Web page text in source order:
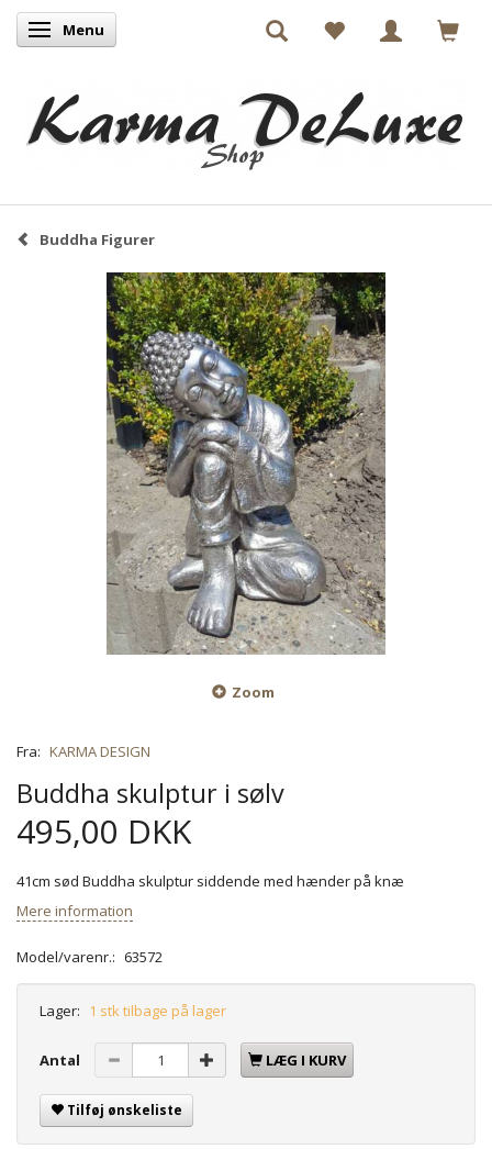
Skifte navigation
Menu
Buddha Figurer
Zoom
Fra: KARMA DESIGN
Buddha skulptur i sølv
495,00 DKK
41cm sød Buddha skulptur siddende med hænder på knæ
Mere information
Model/varenr.: 63572
Lager: 1 stk tilbage på lager
Antal LÆG I KURV
Tilføj ønskeliste